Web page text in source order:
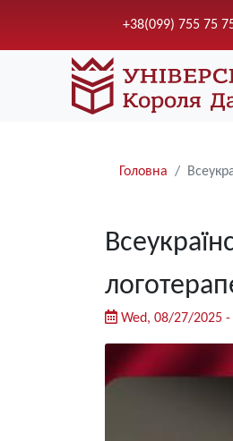
+38(099) 755 75
Рядки
Головна
Wed, 08/27/2025 -